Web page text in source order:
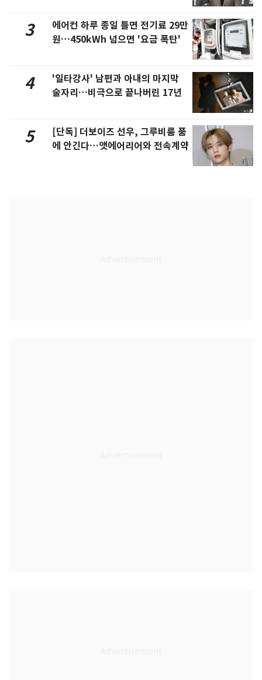
3
에어컨 하루 종일 틀면 전기료 29만
원…450kWh 넘으면 '요금 폭탄'
4
'일타강사' 남편과 아내의 마지막
술자리…비극으로 끝나버린 17년
5
[단독] 더보이즈 선우, 그루비룸 품
에 안긴다…앳에어리어와 전속계약